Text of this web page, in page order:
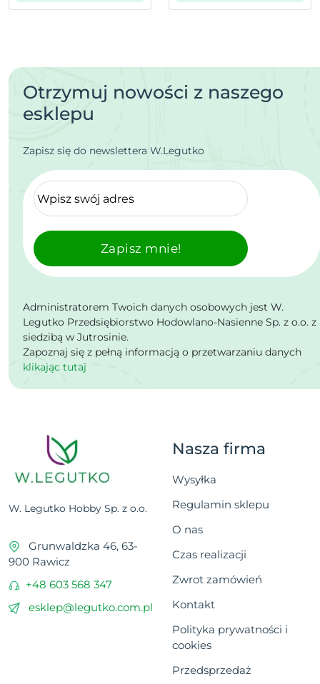
Otrzymuj nowości z naszego
esklepu
Zapisz się do newslettera W.Legutko
Zapisz mnie!
Administratorem Twoich danych osobowych jest W.
Legutko Przedsiębiorstwo Hodowlano-Nasienne Sp. z o.o. z
siedzibą w Jutrosinie.
Zapoznaj się z pełną informacją o przetwarzaniu danych
klikając tutaj
W. Legutko Hobby Sp. z o.o.
Grunwaldzka 46, 63-
900 Rawicz
+48 603 568 347
esklep@legutko.com.pl
Nasza firma
Wysyłka
Regulamin sklepu
O nas
Czas realizacji
Zwrot zamówień
Kontakt
Polityka prywatności i
cookies
Przedsprzedaż